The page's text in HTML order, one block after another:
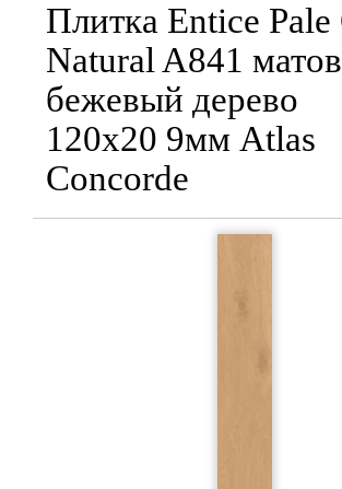
Плитка Entice Pale
Natural A841
бежевый дерево
120x20 9мм Atlas
Concorde